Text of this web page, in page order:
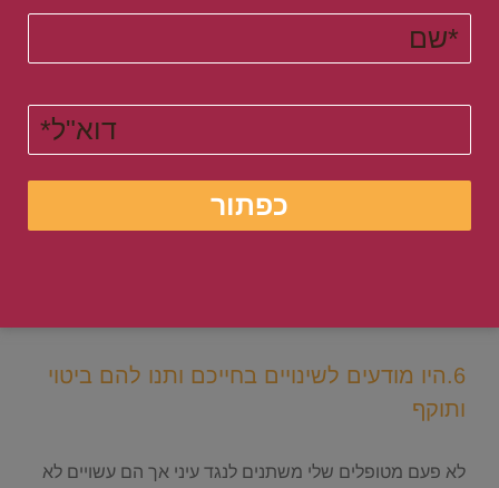
.
6.היו מודעים לשינויים בחייכם ותנו להם ביטוי
ותוקף
לא פעם מטופלים שלי משתנים לנגד עיני אך הם עשויים לא